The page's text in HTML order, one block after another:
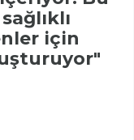
için